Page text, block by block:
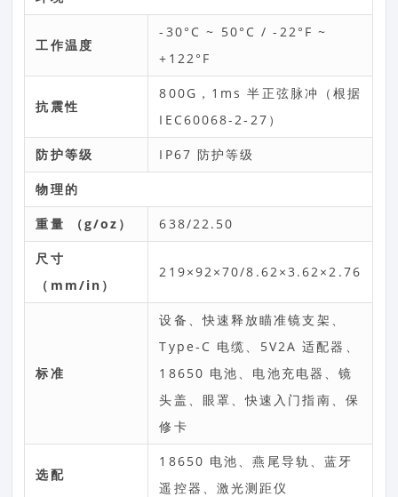
工作温度
-30°C ~ 50°C / -22°F ~
+122°F
抗震性
800G，1ms 半正弦脉冲（根据
IEC60068-2-27）
防护等级 IP67 防护等级
物理的
重量 （g/oz） 638/22.50
尺寸
（mm/in）
219×92×70/8.62×3.62×2.76
标准
设备、快速释放瞄准镜支架、
Type-C 电缆、5V2A 适配器、
18650 电池、电池充电器、镜
头盖、眼罩、快速入门指南、保
修卡
选配
18650 电池、燕尾导轨、蓝牙
遥控器、激光测距仪